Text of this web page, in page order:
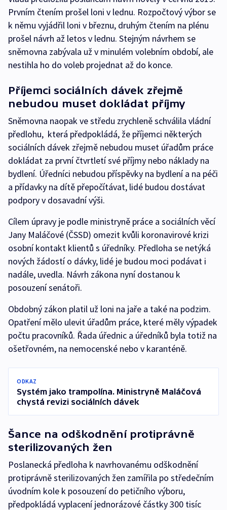
Prvním čtením prošel loni v lednu. Rozpočtový výbor se
k němu vyjádřil loni v březnu, druhým čtením na plénu
prošel návrh až letos v lednu. Stejným návrhem se
sněmovna zabývala už v minulém volebním období, ale
nestihla ho do voleb projednat až do konce.
Příjemci sociálních dávek zřejmě
nebudou muset dokládat příjmy
Sněmovna naopak ve středu zrychleně schválila vládní
předlohu, která předpokládá, že příjemci některých
sociálních dávek zřejmě nebudou muset úřadům práce
dokládat za první čtvrtletí své příjmy nebo náklady na
bydlení. Úředníci nebudou příspěvky na bydlení a na péči
a přídavky na dítě přepočítávat, lidé budou dostávat
podpory v dosavadní výši.
Cílem úpravy je podle ministryně práce a sociálních věcí
Jany Maláčové (ČSSD) omezit kvůli koronavirové krizi
osobní kontakt klientů s úředníky. Předloha se netýká
nových žádostí o dávky, lidé je budou moci podávat i
nadále, uvedla. Návrh zákona nyní dostanou k
posouzení senátoři.
Obdobný zákon platil už loni na jaře a také na podzim.
Opatření mělo ulevit úřadům práce, které měly výpadek
počtu pracovníků. Řada úřednic a úředníků byla totiž na
ošetřovném, na nemocenské nebo v karanténě.
ODKAZ
Systém jako trampolína. Ministryně Maláčová
chystá revizi sociálních dávek
Šance na odškodnění protiprávně
sterilizovaných žen
Poslanecká předloha k navrhovanému odškodnění
protiprávně sterilizovaných žen zamířila po středečním
úvodním kole k posouzení do petičního výboru,
předpokládá vyplacení jednorázové částky 300 tisíc